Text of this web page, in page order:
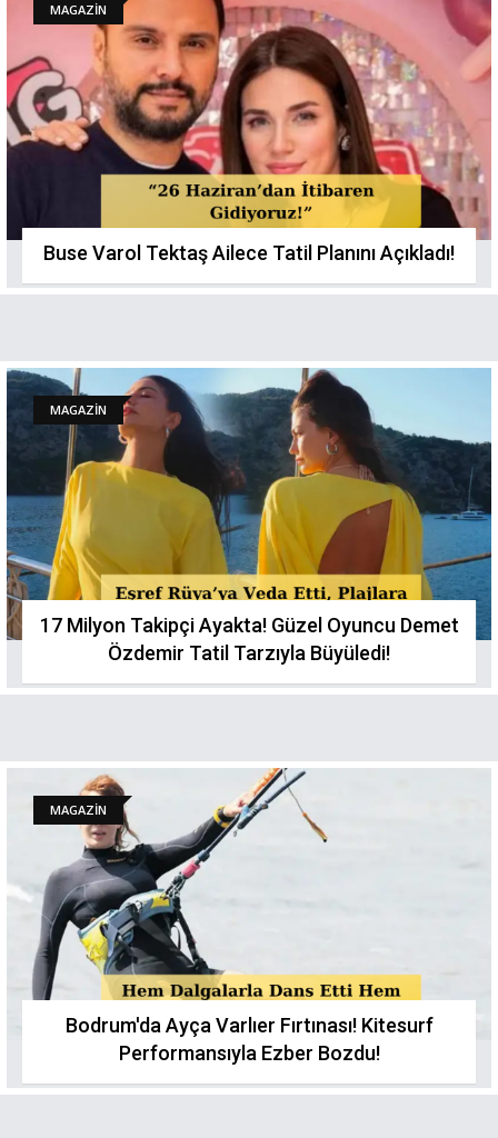
MAGAZİN
Buse Varol Tektaş Ailece Tatil Planını Açıkladı!
MAGAZİN
17 Milyon Takipçi Ayakta! Güzel Oyuncu Demet
Özdemir Tatil Tarzıyla Büyüledi!
MAGAZİN
Bodrum'da Ayça Varlıer Fırtınası! Kitesurf
Performansıyla Ezber Bozdu!